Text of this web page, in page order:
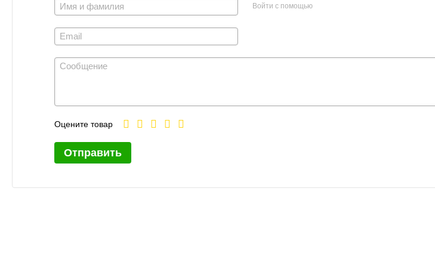
Войти с помощью
Оцените товар
Отправить